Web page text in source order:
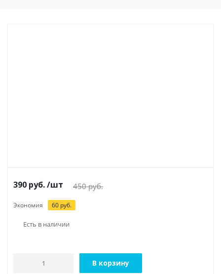
390 руб./шт 450руб.
Экономия 60 руб.
Есть в наличии
В корзину